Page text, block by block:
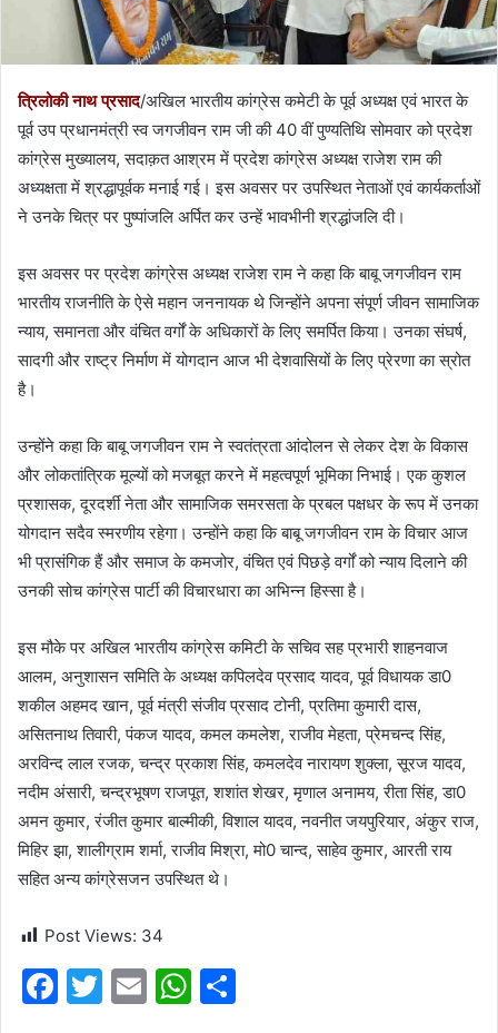
त्रिलोकी नाथ प्रसाद/अखिल भारतीय कांग्रेस कमेटी के पूर्व अध्यक्ष एवं भारत के
पूर्व उप प्रधानमंत्री स्व जगजीवन राम जी की 40 वीं पुण्यतिथि सोमवार को प्रदेश
कांग्रेस मुख्यालय, सदाक़त आश्रम में प्रदेश कांग्रेस अध्यक्ष राजेश राम की
अध्यक्षता में श्रद्धापूर्वक मनाई गई। इस अवसर पर उपस्थित नेताओं एवं कार्यकर्ताओं
ने उनके चित्र पर पुष्पांजलि अर्पित कर उन्हें भावभीनी श्रद्धांजलि दी।
इस अवसर पर प्रदेश कांग्रेस अध्यक्ष राजेश राम ने कहा कि बाबू जगजीवन राम
भारतीय राजनीति के ऐसे महान जननायक थे जिन्होंने अपना संपूर्ण जीवन सामाजिक
न्याय, समानता और वंचित वर्गों के अधिकारों के लिए समर्पित किया। उनका संघर्ष,
सादगी और राष्ट्र निर्माण में योगदान आज भी देशवासियों के लिए प्रेरणा का स्रोत
है।
उन्होंने कहा कि बाबू जगजीवन राम ने स्वतंत्रता आंदोलन से लेकर देश के विकास
और लोकतांत्रिक मूल्यों को मजबूत करने में महत्वपूर्ण भूमिका निभाई। एक कुशल
प्रशासक, दूरदर्शी नेता और सामाजिक समरसता के प्रबल पक्षधर के रूप में उनका
योगदान सदैव स्मरणीय रहेगा। उन्होंने कहा कि बाबू जगजीवन राम के विचार आज
भी प्रासंगिक हैं और समाज के कमजोर, वंचित एवं पिछड़े वर्गों को न्याय दिलाने की
उनकी सोच कांग्रेस पार्टी की विचारधारा का अभिन्न हिस्सा है।
इस मौके पर अखिल भारतीय कांग्रेस कमिटी के सचिव सह प्रभारी शाहनवाज
आलम, अनुशासन समिति के अध्यक्ष कपिलदेव प्रसाद यादव, पूर्व विधायक डा0
शकील अहमद खान, पूर्व मंत्री संजीव प्रसाद टोनी, प्रतिमा कुमारी दास,
असितनाथ तिवारी, पंकज यादव, कमल कमलेश, राजीव मेहता, प्रेमचन्द सिंह,
अरविन्द लाल रजक, चन्द्र प्रकाश सिंह, कमलदेव नारायण शुक्ला, सूरज यादव,
नदीम अंसारी, चन्द्रभूषण राजपूत, शशांत शेखर, मृणाल अनामय, रीता सिंह, डा0
अमन कुमार, रंजीत कुमार बाल्मीकी, विशाल यादव, नवनीत जयपुरियार, अंकुर राज,
मिहिर झा, शालीग्राम शर्मा, राजीव मिश्रा, मो0 चान्द, साहेव कुमार, आरती राय
सहित अन्य कांग्रेसजन उपस्थित थे।
Post Views: 34
F
T
E
W